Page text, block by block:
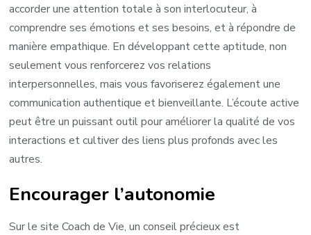
accorder une attention totale à son interlocuteur, à
comprendre ses émotions et ses besoins, et à répondre de
manière empathique. En développant cette aptitude, non
seulement vous renforcerez vos relations
interpersonnelles, mais vous favoriserez également une
communication authentique et bienveillante. L’écoute active
peut être un puissant outil pour améliorer la qualité de vos
interactions et cultiver des liens plus profonds avec les
autres.
Encourager l’autonomie
Sur le site Coach de Vie, un conseil précieux est